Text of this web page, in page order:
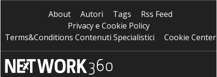
About Autori Tags
Rss Feed
Privacy e Cookie Policy
Terms&Conditions Contenuti Specialistici
Cookie Center